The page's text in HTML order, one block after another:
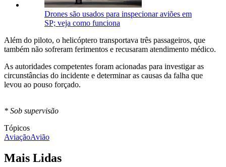
Drones são usados para inspecionar aviões em
SP; veja como funciona
Além do piloto, o helicóptero transportava três passageiros, que
também não sofreram ferimentos e recusaram atendimento médico.
As autoridades competentes foram acionadas para investigar as
circunstâncias do incidente e determinar as causas da falha que
levou ao pouso forçado.
* Sob supervisão
Tópicos
AviaçãoAvião
Mais Lidas